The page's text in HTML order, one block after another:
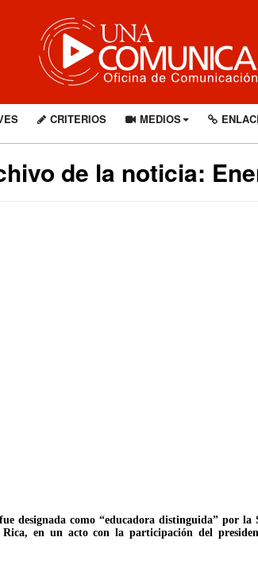
CRITERIOS MEDIOS
de la noticia:
designada como “educadora distinguida” por la
en un acto con la participación del